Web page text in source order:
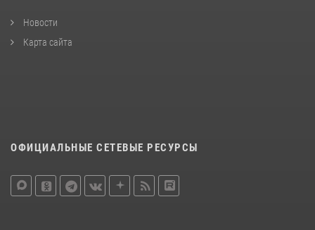
Новости
Карта сайта
ОФИЦИАЛЬНЫЕ СЕТЕВЫЕ РЕСУРСЫ